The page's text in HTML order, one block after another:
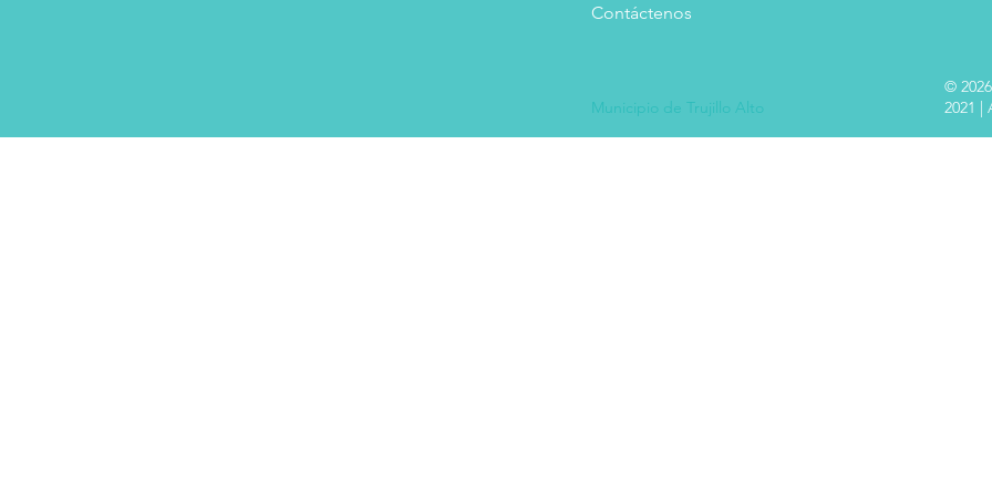
Contáctenos
Municipio de Trujillo Alto
©
2021 |